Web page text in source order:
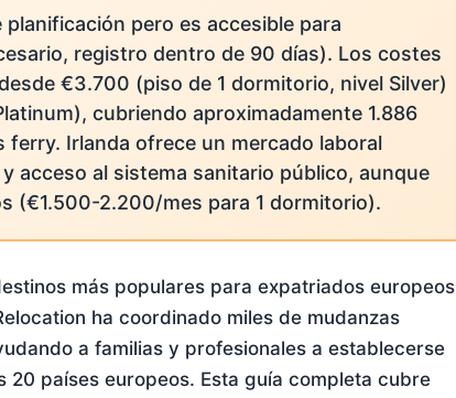
pero es accesible para
registro dentro de 90 días). Los costes
€3.700 (piso de 1 dormitorio, nivel Silver)
cubriendo aproximadamente 1.886
Irlanda ofrece un mercado laboral
acceso al sistema sanitario público, aunque
(€1.500-2.200/mes para 1 dormitorio).
más populares para expatriados europeos
ha coordinado miles de mudanzas
a familias y profesionales a establecerse
20 países europeos. Esta guía completa cubre